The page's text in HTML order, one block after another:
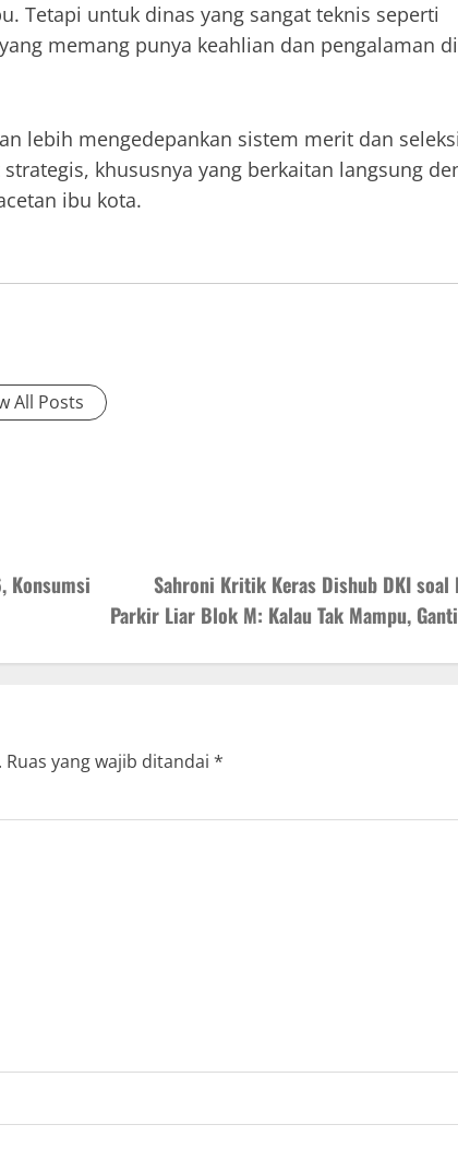
Tetapi untuk dinas yang sangat teknis seperti
memang punya keahlian dan pengalaman
lebih mengedepankan sistem merit dan
khususnya yang berkaitan langsung
ibu kota.
All Posts
Konsumsi
‎Sahroni Kritik Keras Dishub DKI soal
Parkir Liar Blok M: Kalau Tak Mampu,
Ruas yang wajib ditandai *